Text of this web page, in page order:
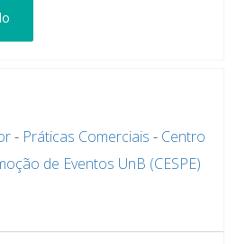
- Práticas Comerciais - Centro
de Eventos UnB (CESPE)